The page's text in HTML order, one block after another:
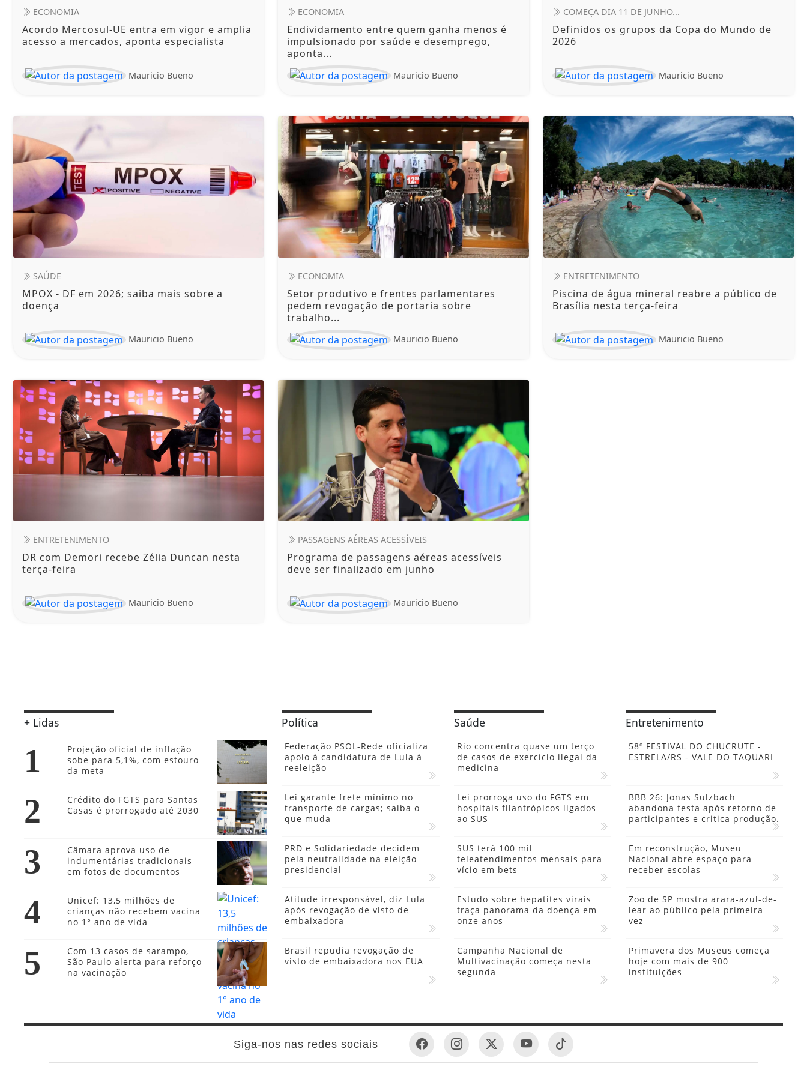
ECONOMIA
Acordo Mercosul-UE entra em vigor e amplia
acesso a mercados, aponta especialista
Mauricio Bueno
ECONOMIA
Endividamento entre quem ganha menos é
impulsionado por saúde e desemprego,
aponta...
Mauricio Bueno
COMEÇA DIA 11 DE JUNHO...
Definidos os grupos da Copa do Mundo de
2026
Mauricio Bueno
SAÚDE
MPOX - DF em 2026; saiba mais sobre a
doença
Mauricio Bueno
ECONOMIA
Setor produtivo e frentes parlamentares
pedem revogação de portaria sobre
trabalho...
Mauricio Bueno
ENTRETENIMENTO
Piscina de água mineral reabre a público de
Brasília nesta terça-feira
Mauricio Bueno
ENTRETENIMENTO
DR com Demori recebe Zélia Duncan nesta
terça-feira
Mauricio Bueno
PASSAGENS AÉREAS ACESSÍVEIS
Programa de passagens aéreas acessíveis
deve ser finalizado em junho
Mauricio Bueno
+ Lidas
1
Projeção oficial de inflação
sobe para 5,1%, com estouro
da meta
2
Crédito do FGTS para Santas
Casas é prorrogado até 2030
3
Câmara aprova uso de
indumentárias tradicionais
em fotos de documentos
4
Unicef: 13,5 milhões de
crianças não recebem vacina
no 1° ano de vida
5
Com 13 casos de sarampo,
São Paulo alerta para reforço
na vacinação
Política
Federação PSOL-Rede oficializa
apoio à candidatura de Lula à
reeleição
Lei garante frete mínimo no
transporte de cargas; saiba o
que muda
PRD e Solidariedade decidem
pela neutralidade na eleição
presidencial
Atitude irresponsável, diz Lula
após revogação de visto de
embaixadora
Brasil repudia revogação de
visto de embaixadora nos EUA
Saúde
Rio concentra quase um terço
de casos de exercício ilegal da
medicina
Lei prorroga uso do FGTS em
hospitais filantrópicos ligados
ao SUS
SUS terá 100 mil
teleatendimentos mensais para
vício em bets
Estudo sobre hepatites virais
traça panorama da doença em
onze anos
Campanha Nacional de
Multivacinação começa nesta
segunda
Entretenimento
58º FESTIVAL DO CHUCRUTE -
ESTRELA/RS - VALE DO TAQUARI
BBB 26: Jonas Sulzbach
abandona festa após retorno de
participantes e critica produção.
Em reconstrução, Museu
Nacional abre espaço para
receber escolas
Zoo de SP mostra arara-azul-de-
lear ao público pela primeira
vez
Primavera dos Museus começa
hoje com mais de 900
instituições
Siga-nos nas redes sociais